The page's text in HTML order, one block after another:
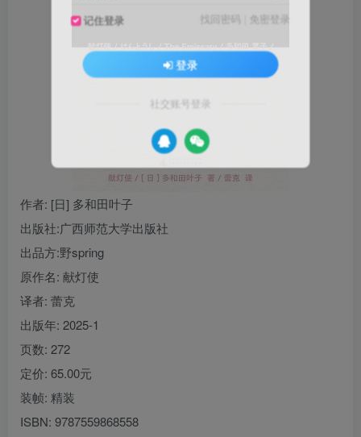
作者: [日] 多和田叶子
出版社:广西师范大学出版社
出品方:野spring
原作名: 献灯使
译者: 蕾克
出版年: 2025-1
页数: 272
定价: 65.00元
装帧: 精装
ISBN: 9787559868558
记住登录 找回密码 |免密登录
登录
社交账号登录